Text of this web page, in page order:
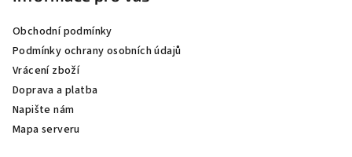
Obchodní podmínky
Podmínky ochrany osobních údajů
Vrácení zboží
Doprava a platba
Napište nám
Mapa serveru